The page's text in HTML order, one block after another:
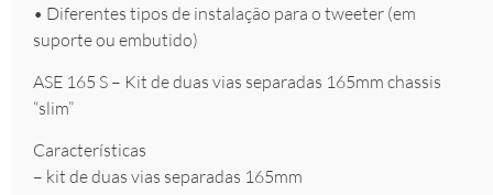
• Diferentes tipos de instalação para o tweeter (em
suporte ou embutido)
ASE 165 S – Kit de duas vias separadas 165mm chassis
“slim”
Características
– kit de duas vias separadas 165mm